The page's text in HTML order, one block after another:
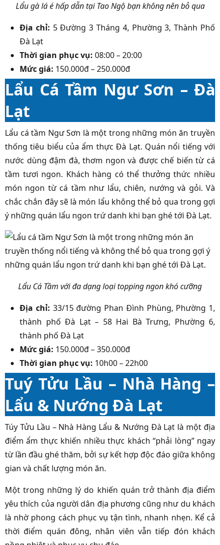
Lẩu gà lá é hấp dẫn tại Tao Ngộ bạn không nên bỏ qua
Địa chỉ: 5 Đường 3 Tháng 4, Phường 3, Thành Phố
Đà Lạt
Thời gian phục vụ: 08:00 – 20:00
Mức giá: 150.000đ – 250.000đ
Lẩu Cá Tầm Ngư Sơn – Đà
Lạt
Lẩu cá tầm Ngư Sơn là một trong những món ăn truyền
thống tiêu biểu của ẩm thực Đà Lạt. Quán nổi tiếng với
nước dùng đậm đà, thơm ngon và được chế biến từ cá
tầm tươi ngon. Khách hàng có thể thưởng thức nhiều
món ngon từ cá tầm như lẩu, chiên, nướng và gỏi. Và
chắc chắn đây sẽ là món lẩu không thể bỏ qua trong gợi
ý những quán lẩu ngon trứ danh khi bạn ghé tới Đà Lạt.
Lẩu Cá Tầm với đa dạng loại topping ngon khó cưỡng
Địa chỉ: 33/15 đường Phan Đình Phùng, Phường 1,
thành phố Đà Lạt – 58 Hai Bà Trưng, Phường 6,
thành phố Đà Lạt
Mức giá: 150.000đ – 350.000đ
Thời gian phục vụ: 10h00 – 22h00
Tuý Tửu Lầu – Nhà Hàng –
Lẩu & Nướng Đà Lạt
Túy Tửu Lầu – Nhà Hàng Lẩu & Nướng Đà Lạt là một địa
điểm ẩm thực khiến nhiều thực khách “phải lòng” ngay
từ lần đầu ghé thăm, bởi sự kết hợp độc đáo giữa không
gian và chất lượng món ăn.
Một trong những lý do khiến quán trở thành địa điểm
yêu thích của người dân địa phương cũng như du khách
là nhờ phong cách phục vụ tận tình, nhanh nhẹn. Kể cả
thời điểm quán đông, nhân viên vẫn tiếp đón khách